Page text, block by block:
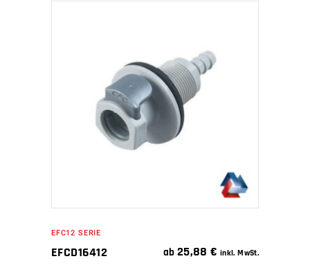
IN DEN WARENKORB
EFC12 SERIE
EFCD16412 ab 25,88€ inkl. MwSt.